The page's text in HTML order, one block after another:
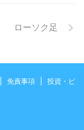
ローソク足
免責事項
投資・ビ